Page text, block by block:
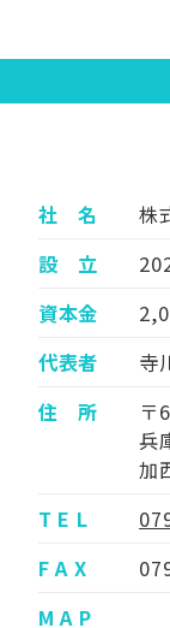
社 名
株
設 立
資本金
代表者
寺
住 所
〒
兵
加
T E L
F A X
M A P